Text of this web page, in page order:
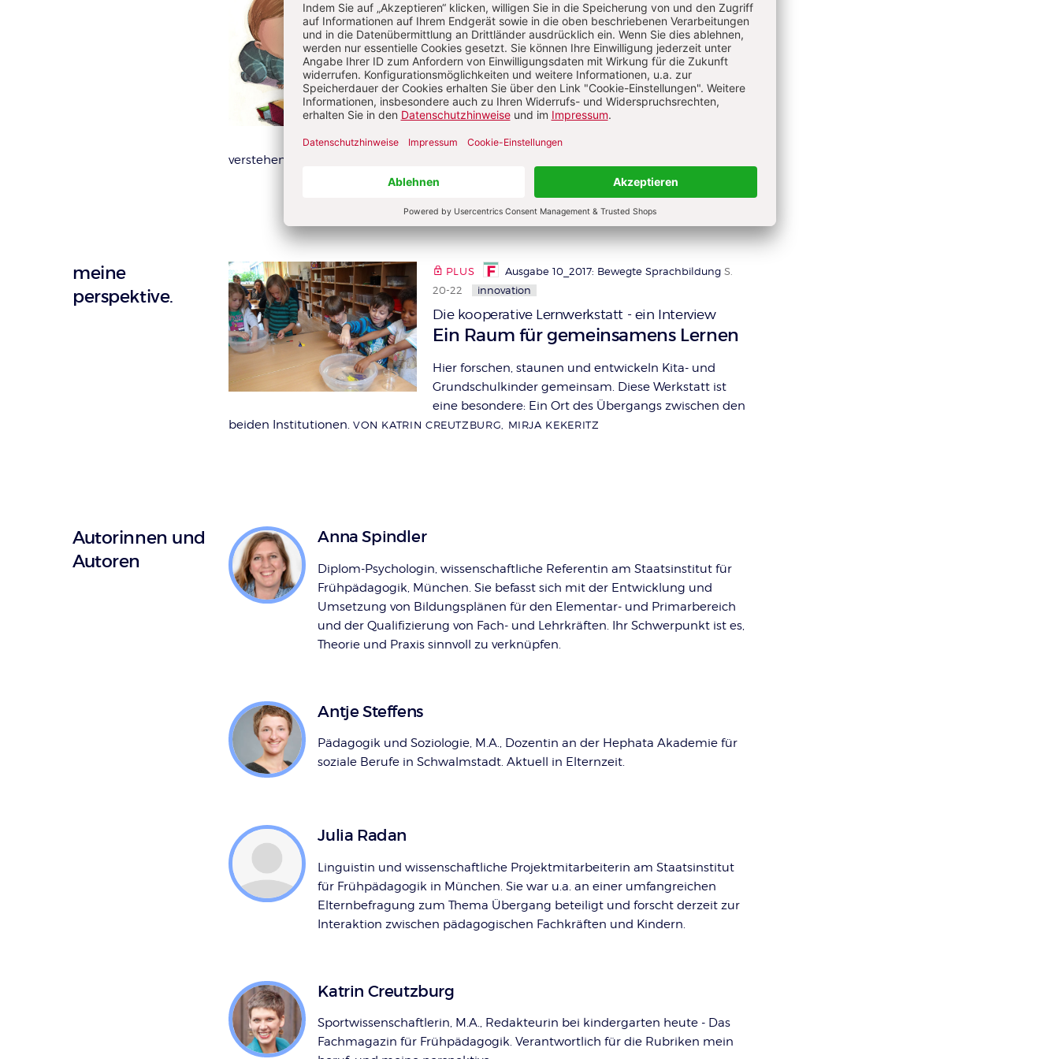
PLUS Ausgabe 4_2017: Rechtssichere Waldtage S. 16-
17
fachwissen
Ein Übergangsobjekt - was ist das?
Alle kennen sie – „Schnuffeltücher“ und andere
besondere Gegenstände von Kindern. Einschlafen
oder verreisen „ohne“ ist gar nicht möglich. Die
Bedeutung dieser besonderen Helfer/-innen gilt es zu
verstehen, da sie im Kita-Alltag nicht wegzudenken sind.
meine
perspektive.
PLUS Ausgabe 10_2017: Bewegte Sprachbildung S.
20-22
innovation
Die kooperative Lernwerkstatt - ein Interview
:
Ein Raum für gemeinsamens Lernen
Hier forschen, staunen und entwickeln Kita- und
Grundschulkinder gemeinsam. Diese Werkstatt ist
eine besondere: Ein Ort des Übergangs zwischen den
beiden Institutionen. VON KATRIN CREUTZBURG, MIRJA KEKERITZ
Autorinnen und
Autoren
Anna Spindler
Diplom-Psychologin, wissenschaftliche Referentin am Staatsinstitut für
Frühpädagogik, München. Sie befasst sich mit der Entwicklung und
Umsetzung von Bildungsplänen für den Elementar- und Primarbereich
und der Qualifizierung von Fach- und Lehrkräften. Ihr Schwerpunkt ist es,
Theorie und Praxis sinnvoll zu verknüpfen.
Antje Steffens
Pädagogik und Soziologie, M.A., Dozentin an der Hephata Akademie für
soziale Berufe in Schwalmstadt. Aktuell in Elternzeit.
Julia Radan
Linguistin und wissenschaftliche Projektmitarbeiterin am Staatsinstitut
für Frühpädagogik in München. Sie war u.a. an einer umfangreichen
Elternbefragung zum Thema Übergang beteiligt und forscht derzeit zur
Interaktion zwischen pädagogischen Fachkräften und Kindern.
Katrin Creutzburg
Sportwissenschaftlerin, M.A., Redakteurin bei kindergarten heute - Das
Fachmagazin für Frühpädagogik. Verantwortlich für die Rubriken mein